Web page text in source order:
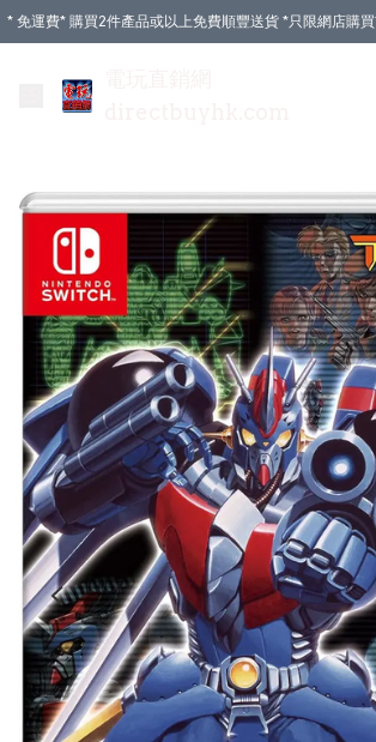
* 免運費* 購買2件產品或以上免費順豐送貨 *只限網店購